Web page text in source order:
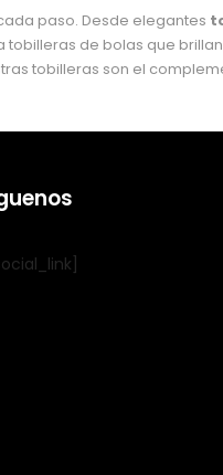
paso. Desde elegantes
de bolas que
tobilleras son el